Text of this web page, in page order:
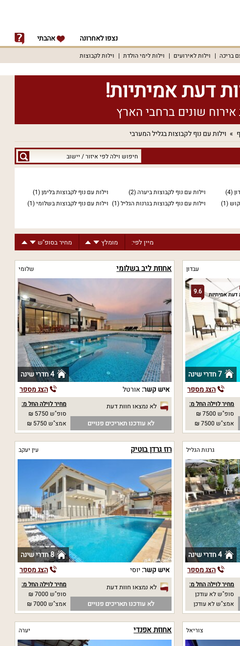
נצפו לאחרונה אהבתי
בריכה וילות לאירועים וילות לימי הולדת וילות לקבוצות
וילות עם נוף לקבוצות בגליל המערבי
חיפוש
וילה
איזור
/
(4) וילות עם נוף לקבוצות ביערה(2) וילות עם נוף לקבוצות בלימן(1)
(1) וילות עם נוף לקבוצות בגרנות הגליל(1) וילות עם נוף לקבוצות בשלומי(1)
מיין לפי: מומלץ מחיר בסופ"ש
עבדון
9.6
7 חדרי שינה
הצג מספר
מחיר לוילה החל מ:
סופ"ש 7500 ₪
אמצ"ש 7500 ₪
אחוזת ליב בשלומי שלומי
4 חדרי שינה
איש קשר: אורטל הצג מספר
לא נמצאו חוות דעת
לא עודכנו תאריכים פנויים
מחיר לוילה החל מ:
סופ"ש 5750 ₪
אמצ"ש 5750 ₪
גרנות הגליל
4 חדרי שינה
הצג מספר
מחיר לוילה החל מ:
סופ"ש לא עודכן
אמצ"ש לא עודכן
רוז גרדן בוטיק עין יעקב
8 חדרי שינה
איש קשר:יוסי הצג מספר
לא נמצאו חוות דעת
לא עודכנו תאריכים פנויים
מחיר לוילה החל מ:
סופ"ש 7000 ₪
אמצ"ש 7000 ₪
צוריאל אחוזת אפנדי יערה